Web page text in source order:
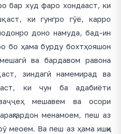
бар худ фаро хондааст, ки
аст, ки гунгро гӯё, карро
доно намуда, бад-ин
бо ҳама бурду бохтҳояшон
ва бардавом равона
зиндагӣ намемирад ва
ки чун ба адабиёти
мешавем ва осори
менамоем, пеш аз
меоем. Ва пеш аз ҳама ишқи